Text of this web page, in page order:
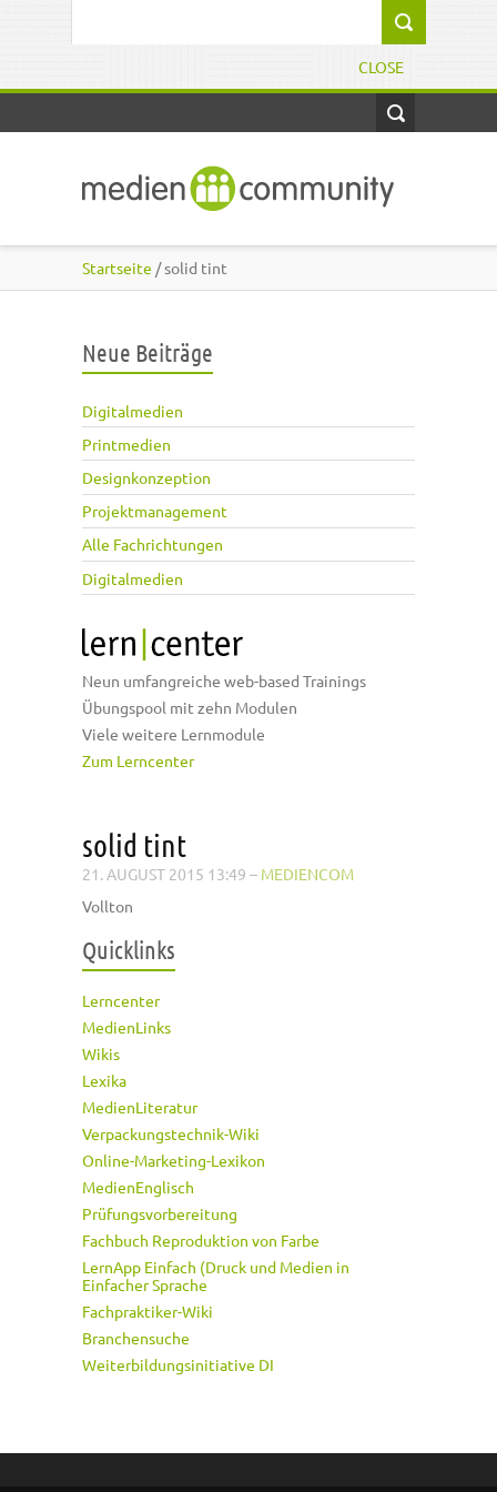
CLOSE
Startseite / solid tint
Neue Beiträge
Digitalmedien
Printmedien
Designkonzeption
Projektmanagement
Alle Fachrichtungen
Digitalmedien
Neun umfangreiche web-based Trainings
Übungspool mit zehn Modulen
Viele weitere Lernmodule
Zum Lerncenter
solid tint
21. AUGUST 2015 13:49 – MEDIENCOM
Vollton
Quicklinks
Lerncenter
MedienLinks
Wikis
Lexika
MedienLiteratur
Verpackungstechnik-Wiki
Online-Marketing-Lexikon
MedienEnglisch
Prüfungsvorbereitung
Fachbuch Reproduktion von Farbe
LernApp Einfach (Druck und Medien in
Einfacher Sprache
Fachpraktiker-Wiki
Branchensuche
Weiterbildungsinitiative DI